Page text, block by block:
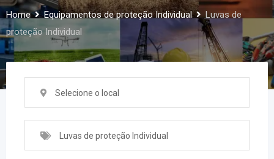
Home Equipamentos de proteção Individual
Luvas de
proteção Individual
Selecione o local
Luvas de proteção Individual